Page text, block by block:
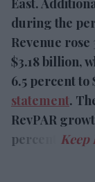
percent to
statement.
RevPAR
percent.